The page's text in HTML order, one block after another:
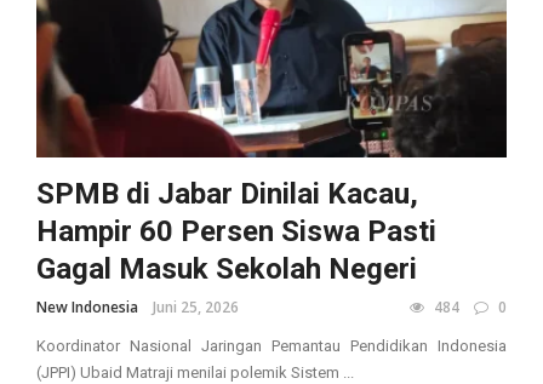
SPMB di Jabar Dinilai Kacau,
Hampir 60 Persen Siswa Pasti
Gagal Masuk Sekolah Negeri
New Indonesia Juni 25, 2026 484 0
Koordinator Nasional Jaringan Pemantau Pendidikan Indonesia
(JPPI) Ubaid Matraji menilai polemik Sistem ...